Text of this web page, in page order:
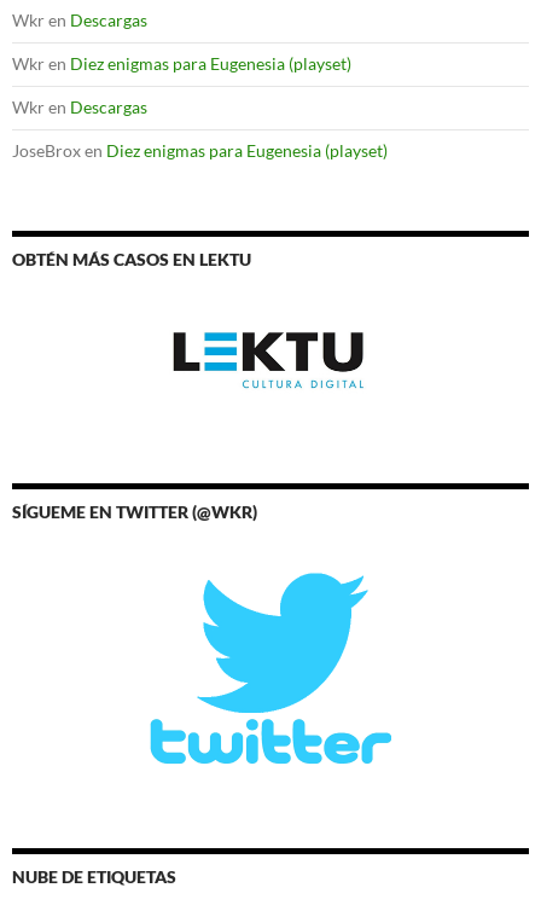
Wkren Descargas
Wkren Diez enigmas para Eugenesia (playset)
Wkren Descargas
JoseBroxen Diez enigmas para Eugenesia (playset)
OBTÉN MÁS CASOS EN LEKTU
SÍGUEME EN TWITTER (@WKR)
NUBE DE ETIQUETAS